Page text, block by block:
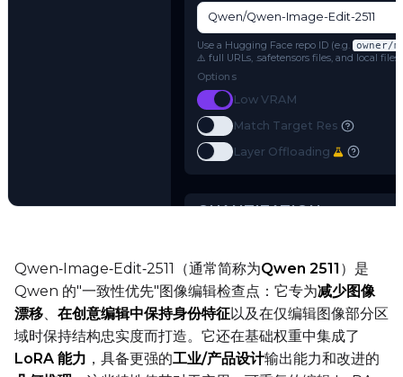
Qwen-Image-Edit-2511
Name or Path
Use a Hugging Face repo ID (e.g.
⚠️ full URLs, .safetensors files, and
ToggleLow VRAM
Low VRAM
Toggle Layer Offloading
Layer Offloading
QUANTIZATION
Transformer
Qwen‑Image‑Edit‑2511（通常简称为Qwen 2511 ）是
Qwen 的"一致性优先"图像编辑检查点：它专为减少图像
漂移、 在创意编辑中保持身份特征以及在仅编辑图像部分区
域时保持结构忠实度而打造。它还在基础权重中集成了
LoRA 能力 ，具备更强的工业/产品设计输出能力和改进的